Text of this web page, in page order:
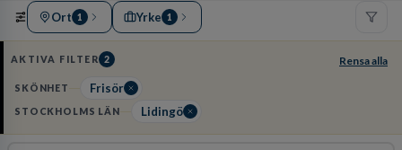
Ort 1 Yrke 1
AKTIVA FILTER 2 Rensa alla
SKÖNHET Frisör
STOCKHOLMS LÄN Lidingö